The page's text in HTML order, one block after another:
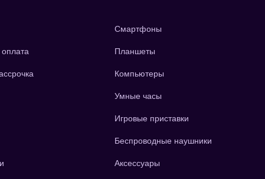
оплата
Смартфоны
Планшеты
Компьютеры
Умные часы
Игровые приставки
Беспроводные наушники
Аксессуары